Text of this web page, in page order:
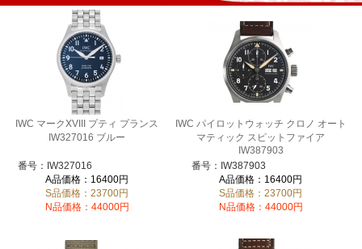
IWC マークXVIII プティ プランス
IW327016 ブルー
番号：IW327016
A品価格：16400円
S品価格：23700円
N品価格：44000円
IWC パイロットウォッチ クロノ オート
マティック スピットファイア
IW387903
番号：IW387903
A品価格：16400円
S品価格：23700円
N品価格：44000円